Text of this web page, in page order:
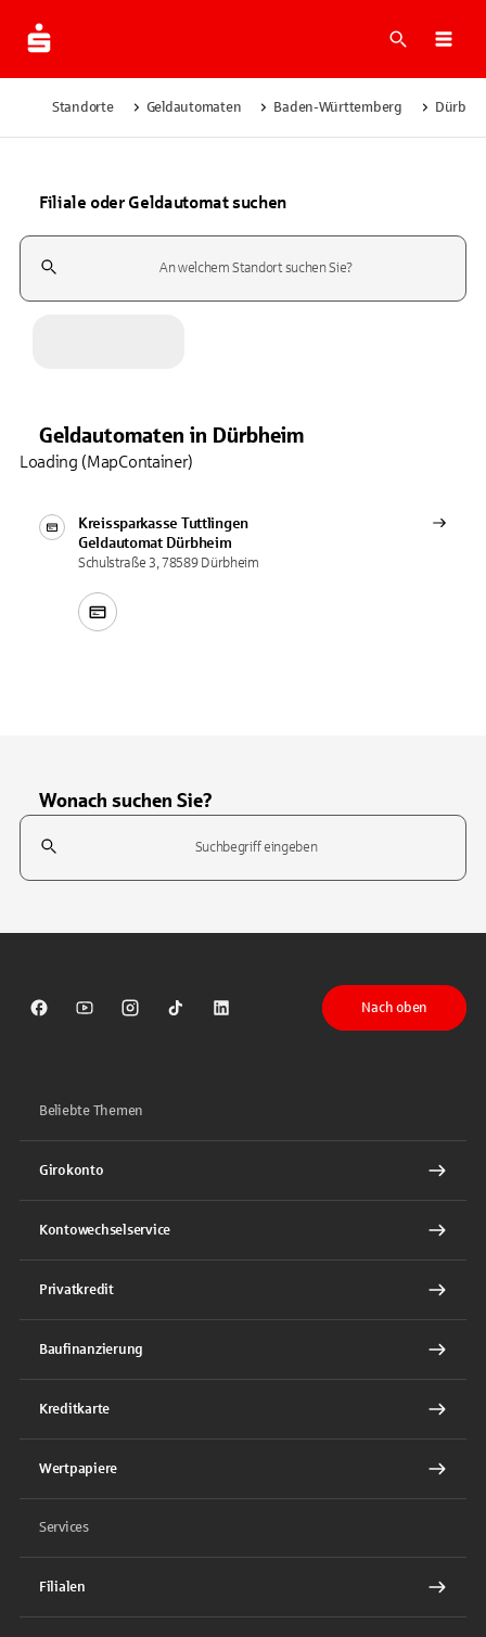
Suche
Standorte Geldautomaten Baden-Württemberg
Filiale oder Geldautomat suchen
Suchfeld
Geldautomaten in Dürbheim
Kreissparkasse Tuttlingen
Geldautomat Dürbheim
Schulstraße 3, 78589 Dürbheim
Loading (MapContainer)
Wonach suchen Sie?
Suchfeld
Sparkasse auf Facebook
Sparkasse auf Youtube
Sparkasse auf Instagram
Sparkasse auf TikTok
Sparkasse auf LinkedIn
Nach oben
Beliebte Themen
Girokonto
Kontowechselservice
Privatkredit
Baufinanzierung
Kreditkarte
Wertpapiere
Services
Filialen